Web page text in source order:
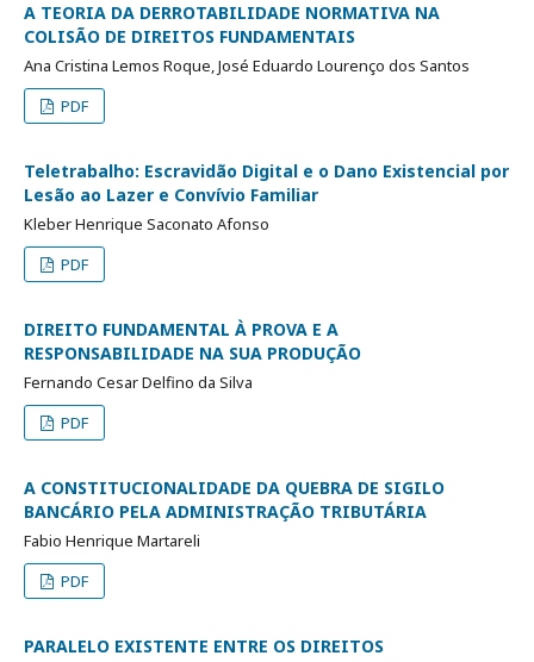
A TEORIA DA DERROTABILIDADE NORMATIVA NA
COLISÃO DE DIREITOS FUNDAMENTAIS
Ana Cristina Lemos Roque, José Eduardo Lourenço dos Santos
PDF
Teletrabalho: Escravidão Digital e o Dano Existencial por
Lesão ao Lazer e Convívio Familiar
Kleber Henrique Saconato Afonso
PDF
DIREITO FUNDAMENTAL À PROVA E A
RESPONSABILIDADE NA SUA PRODUÇÃO
Fernando Cesar Delfino da Silva
PDF
A CONSTITUCIONALIDADE DA QUEBRA DE SIGILO
BANCÁRIO PELA ADMINISTRAÇÃO TRIBUTÁRIA
Fabio Henrique Martareli
PDF
PARALELO EXISTENTE ENTRE OS DIREITOS